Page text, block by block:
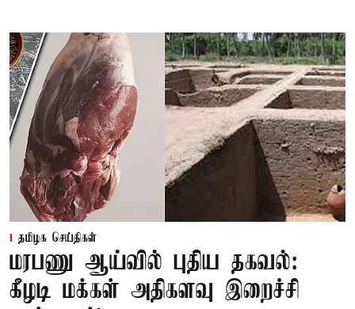
தமிழக செய்திகள்
மரபணு ஆய்வில் புதிய தகவல்:
கீழடி மக்கள் அதிகளவு இறைச்சி